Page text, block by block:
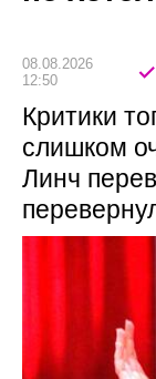
08.08.2026
12:50
Критики
слишком
Линч